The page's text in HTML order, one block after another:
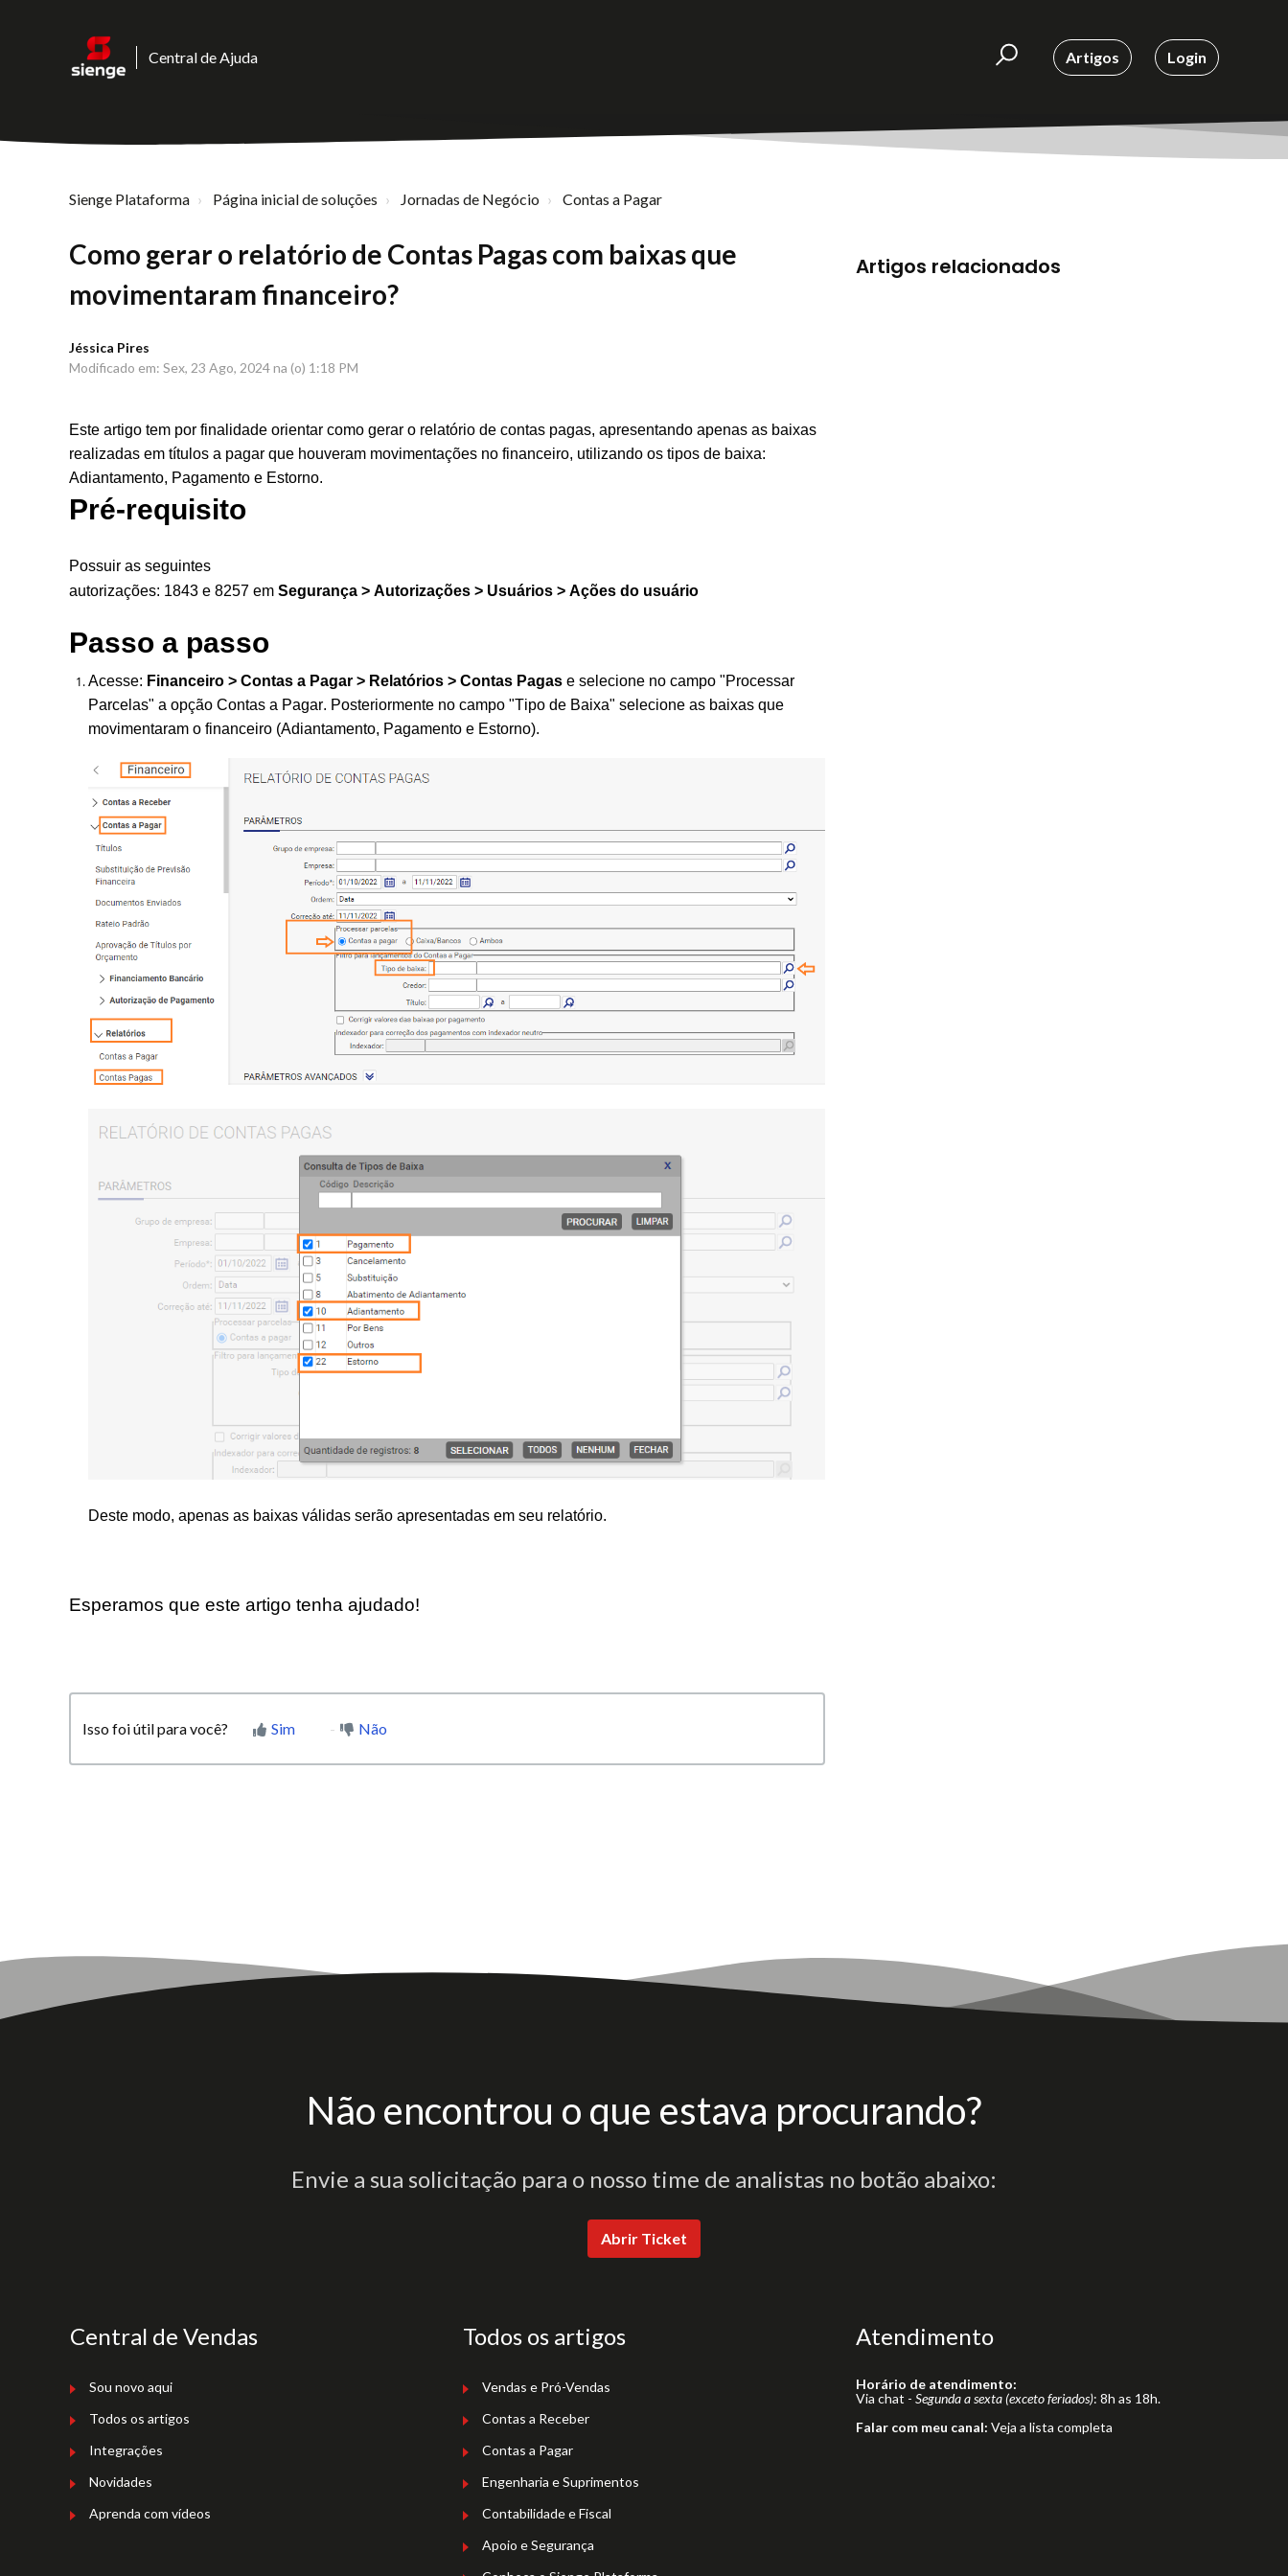
Central de Ajuda Artigos Login
Sienge Plataforma Página inicial de soluções Jornadas de Negócio Contas a Pagar
Como gerar o relatório de Contas Pagas com baixas que
movimentaram financeiro?
Jéssica Pires
Modificado em: Sex, 23 Ago, 2024 na (o) 1:18 PM
Este artigo tem por finalidade orientar como gerar o relatório de contas pagas, apresentando apenas as baixas
realizadas em títulos a pagar que houveram movimentações no financeiro, utilizando os tipos de baixa:
Adiantamento, Pagamento e Estorno.
Pré-requisito
Possuir as seguintes
autorizações: 1843 e 8257 em Segurança > Autorizações > Usuários > Ações do usuário
Passo a passo
Acesse: Financeiro > Contas a Pagar > Relatórios > Contas Pagas e selecione no campo "Processar
Parcelas" a opção Contas a Pagar. Posteriormente no campo "Tipo de Baixa" selecione as baixas que
movimentaram o financeiro (Adiantamento, Pagamento e Estorno).
Deste modo, apenas as baixas válidas serão apresentadas em seu relatório.
Esperamos que este artigo tenha ajudado!
Isso foi útil para você? Sim Não
Artigos relacionados
Não encontrou o que estava procurando?
Envie a sua solicitação para o nosso time de analistas no botão abaixo:
Abrir Ticket
Central de Vendas
Sou novo aqui
Todos os artigos
Integrações
Novidades
Aprenda com vídeos
Todos os artigos
Vendas e Pró-Vendas
Contas a Receber
Contas a Pagar
Engenharia e Suprimentos
Contabilidade e Fiscal
Apoio e Segurança
Atendimento
Horário de atendimento:
Via chat - Segunda a sexta (exceto feriados): 8h as 18h.
Falar com meu canal: Veja a lista completa